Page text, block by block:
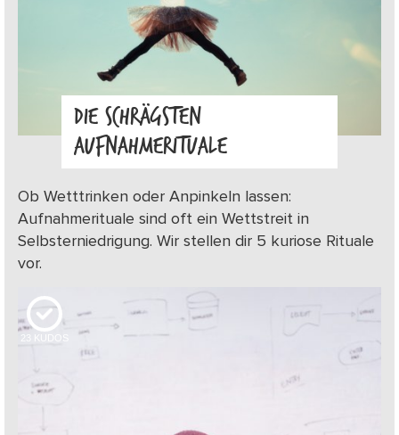
DIE SCHRÄGSTEN
AUFNAHMERITUALE
Ob Wetttrinken oder Anpinkeln lassen:
Aufnahmerituale sind oft ein Wettstreit in
Selbsterniedrigung. Wir stellen dir 5 kuriose Rituale
vor.
23 KUDOS